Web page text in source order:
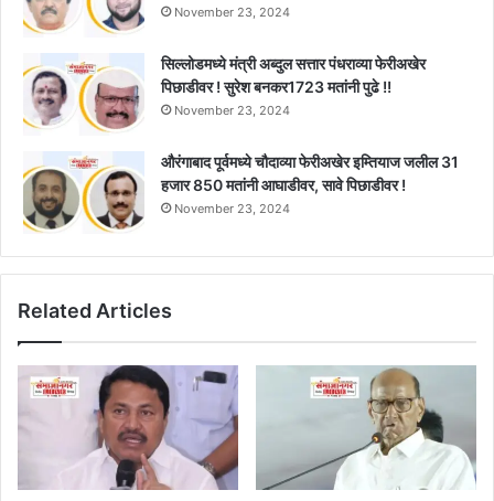
November 23, 2024
सिल्लोडमध्ये मंत्री अब्दुल सत्तार पंधराव्या फेरीअखेर
पिछाडीवर ! सुरेश बनकर1723 मतांनी पुढे !!
November 23, 2024
औरंगाबाद पूर्वमध्ये चौदाव्या फेरीअखेर इम्तियाज जलील 31
हजार 850 मतांनी आघाडीवर, सावे पिछाडीवर !
November 23, 2024
Related Articles